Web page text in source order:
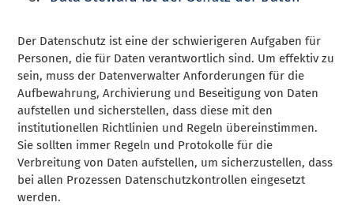
Der Datenschutz ist eine der schwierigeren Aufgaben für
Personen, die für Daten verantwortlich sind. Um effektiv zu
sein, muss der Datenverwalter Anforderungen für die
Aufbewahrung, Archivierung und Beseitigung von Daten
aufstellen und sicherstellen, dass diese mit den
institutionellen Richtlinien und Regeln übereinstimmen.
Sie sollten immer Regeln und Protokolle für die
Verbreitung von Daten aufstellen, um sicherzustellen, dass
bei allen Prozessen Datenschutzkontrollen eingesetzt
werden.